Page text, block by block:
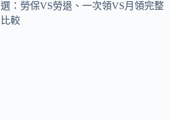
選：勞保VS勞退、一次領VS月領完整
比較